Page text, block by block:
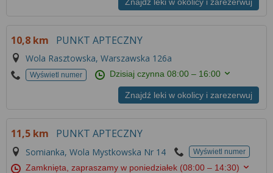
10,8 km PUNKT APTECZNY
Wola Rasztowska, Warszawska 126a
Wyświetl numer Dzisiaj czynna08:00 – 16:00
Znajdź leki w okolicy i zarezerwuj
11,5 km PUNKT APTECZNY
Somianka, Wola Mystkowska Nr 14 Wyświetl numer
Zamknięta, zapraszamy w poniedziałek (08:00 – 14:30)